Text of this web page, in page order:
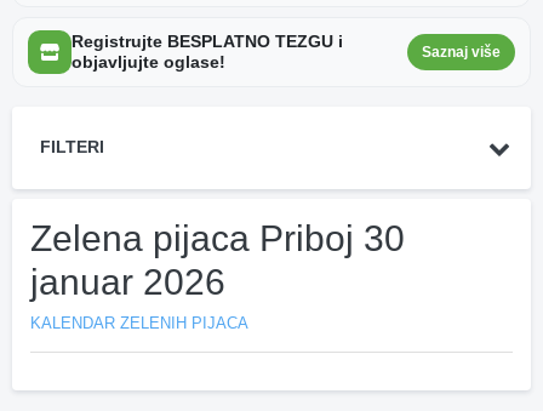
Registrujte BESPLATNO TEZGU i
objavljujte oglase!
Saznaj više
FILTERI
Zelena pijaca Priboj 30
januar 2026
KALENDAR ZELENIH PIJACA